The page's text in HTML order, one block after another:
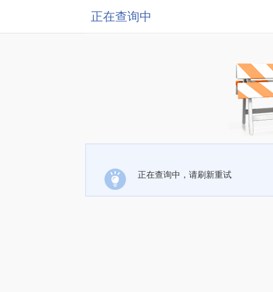
正在查询中
正在查询中，请刷新重试